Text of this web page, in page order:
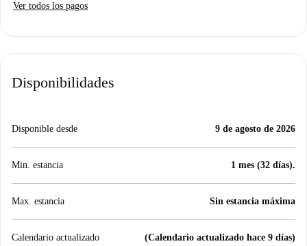
Ver todos los pagos
Disponibilidades
Disponible desde 9 de agosto de 2026
Min. estancia 1 mes (32 días).
Max. estancia Sin estancia máxima
Calendario actualizado (Calendario actualizado hace 9 días)